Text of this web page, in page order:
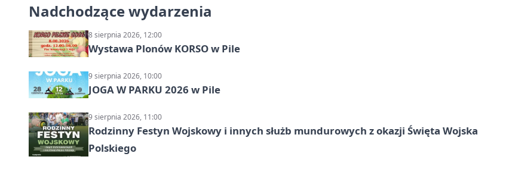
Nadchodzące wydarzenia
8 sierpnia 2026, 12:00
Wystawa Plonów KORSO w Pile
9 sierpnia 2026, 10:00
JOGA W PARKU 2026 w Pile
9 sierpnia 2026, 11:00
Rodzinny Festyn Wojskowy i innych służb mundurowych z okazji Święta Wojska
Polskiego